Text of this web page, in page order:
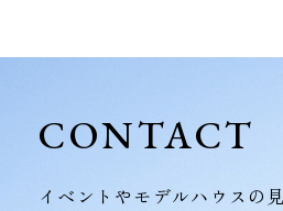
CONTACT
イベントやモデルハウスの見